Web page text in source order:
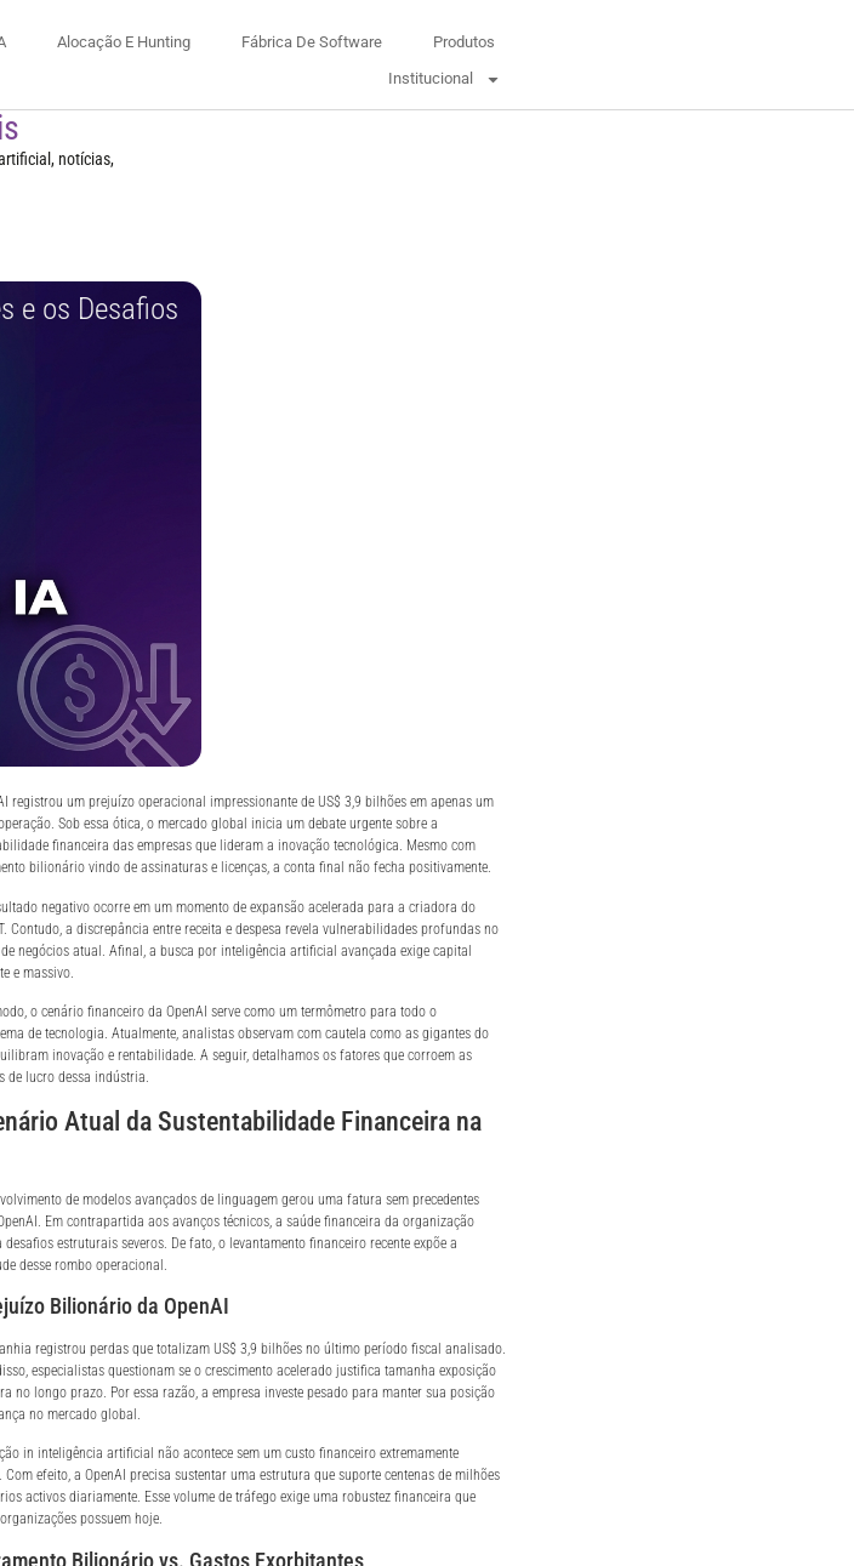
Alocação E Hunting Fábrica De Software
Produtos
Institucional
notícias,
e os Desafios
registrou um prejuízo operacional impressionante de US$ 3,9 bilhões em apenas um
Sob essa ótica, o mercado global inicia um debate urgente sobre a
financeira das empresas que lideram a inovação tecnológica. Mesmo com
bilionário vindo de assinaturas e licenças, a conta final não fecha positivamente.
negativo ocorre em um momento de expansão acelerada para a criadora do
Contudo, a discrepância entre receita e despesa revela vulnerabilidades profundas no
negócios atual. Afinal, a busca por inteligência artificial avançada exige capital
e massivo.
o cenário financeiro da OpenAI serve como um termômetro para todo o
de tecnologia. Atualmente, analistas observam com cautela como as gigantes do
inovação e rentabilidade. A seguir, detalhamos os fatores que corroem as
de lucro dessa indústria.
Atual da Sustentabilidade Financeira na
de modelos avançados de linguagem gerou uma fatura sem precedentes
Em contrapartida aos avanços técnicos, a saúde financeira da organização
desafios estruturais severos. De fato, o levantamento financeiro recente expõe a
desse rombo operacional.
Bilionário da OpenAI
registrou perdas que totalizam US$ 3,9 bilhões no último período fiscal analisado.
especialistas questionam se o crescimento acelerado justifica tamanha exposição
no longo prazo. Por essa razão, a empresa investe pesado para manter sua posição
no mercado global.
in inteligência artificial não acontece sem um custo financeiro extremamente
Com efeito, a OpenAI precisa sustentar uma estrutura que suporte centenas de milhões
activos diariamente. Esse volume de tráfego exige uma robustez financeira que
possuem hoje.
Bilionário vs. Gastos Exorbitantes